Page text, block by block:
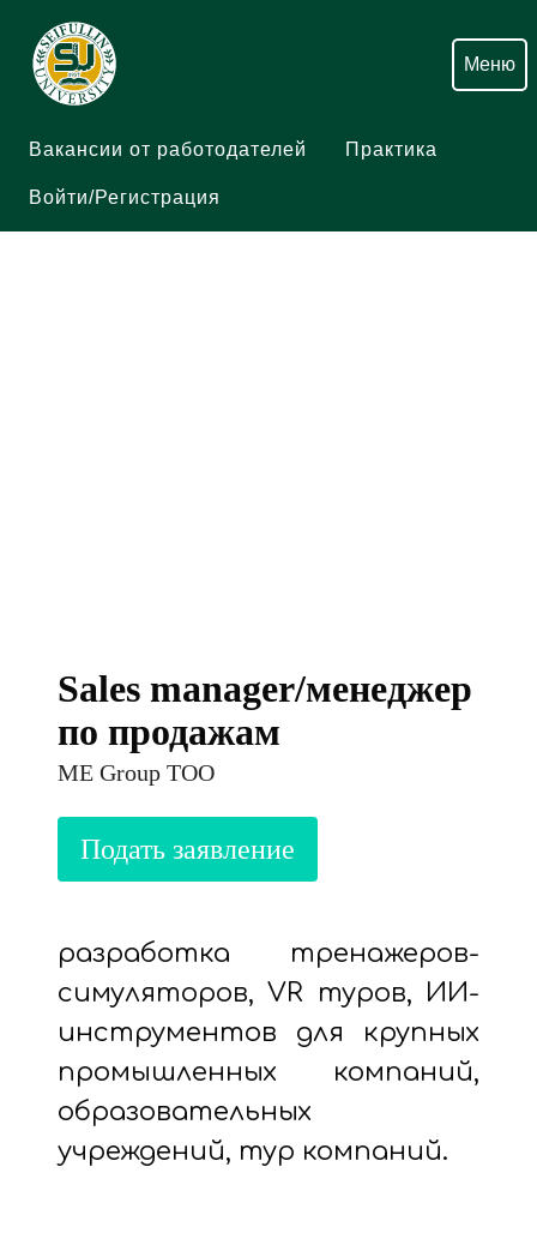
Меню
Вакансии от работодателей Практика
Войти/Регистрация
Sales manager/менеджер
по продажам
ME Group ТОО
разработка тренажеров-
симуляторов, VR туров, ИИ-
инструментов для крупных
промышленных компаний,
образовательных
учреждений, тур компаний.